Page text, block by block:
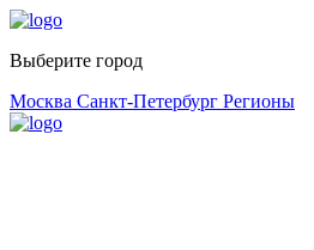
Выберите город
Москва Санкт-Петербург Регионы